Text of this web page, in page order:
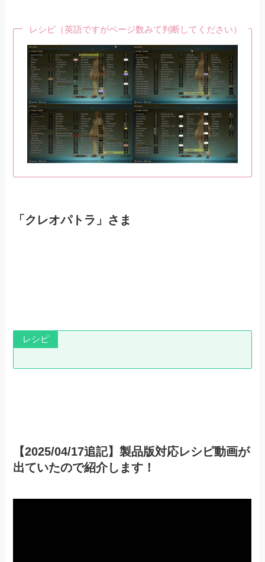
レシピ（英語ですがページ数みて判断してください）
「クレオパトラ」さま
レシピ
【2025/04/17追記】製品版対応レシピ動画が
出ていたので紹介します！